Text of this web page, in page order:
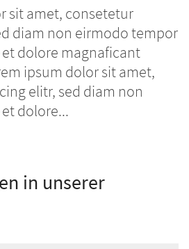
sit amet, consetetur
diam non eirmodo tempor
dolore magnaficant
ipsum dolor sit amet,
elitr, sed diam non
dolore...
in unserer